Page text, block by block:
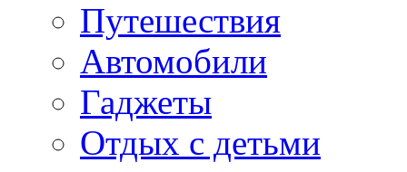
Путешествия
Автомобили
Гаджеты
Отдых с детьми